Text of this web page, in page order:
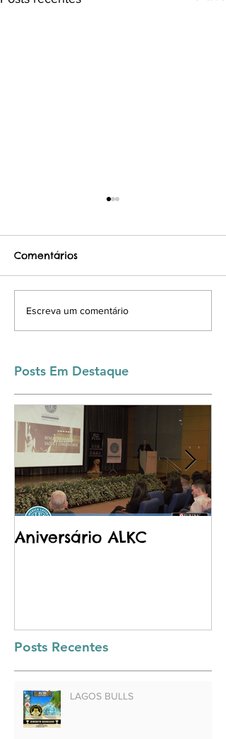
CÃES COM
PROCEDÊNCIA
Comentários
Escreva um comentário
Posts Em Destaque
Aniversário ALKC
Posts Recentes
LAGOS BULLS